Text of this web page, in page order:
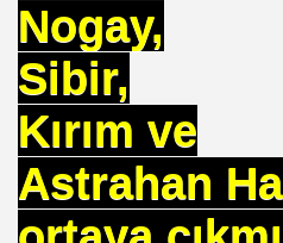
Nogay,
Sibir,
Kırım ve
Astrahan
KRITERLERIMI
EMRINDE. PROF KENAN
MERKEZI AÇILDI
MEHMET